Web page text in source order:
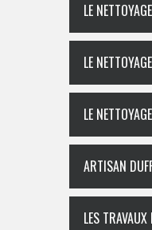
LE
LE
LE
ARTISAN
LES